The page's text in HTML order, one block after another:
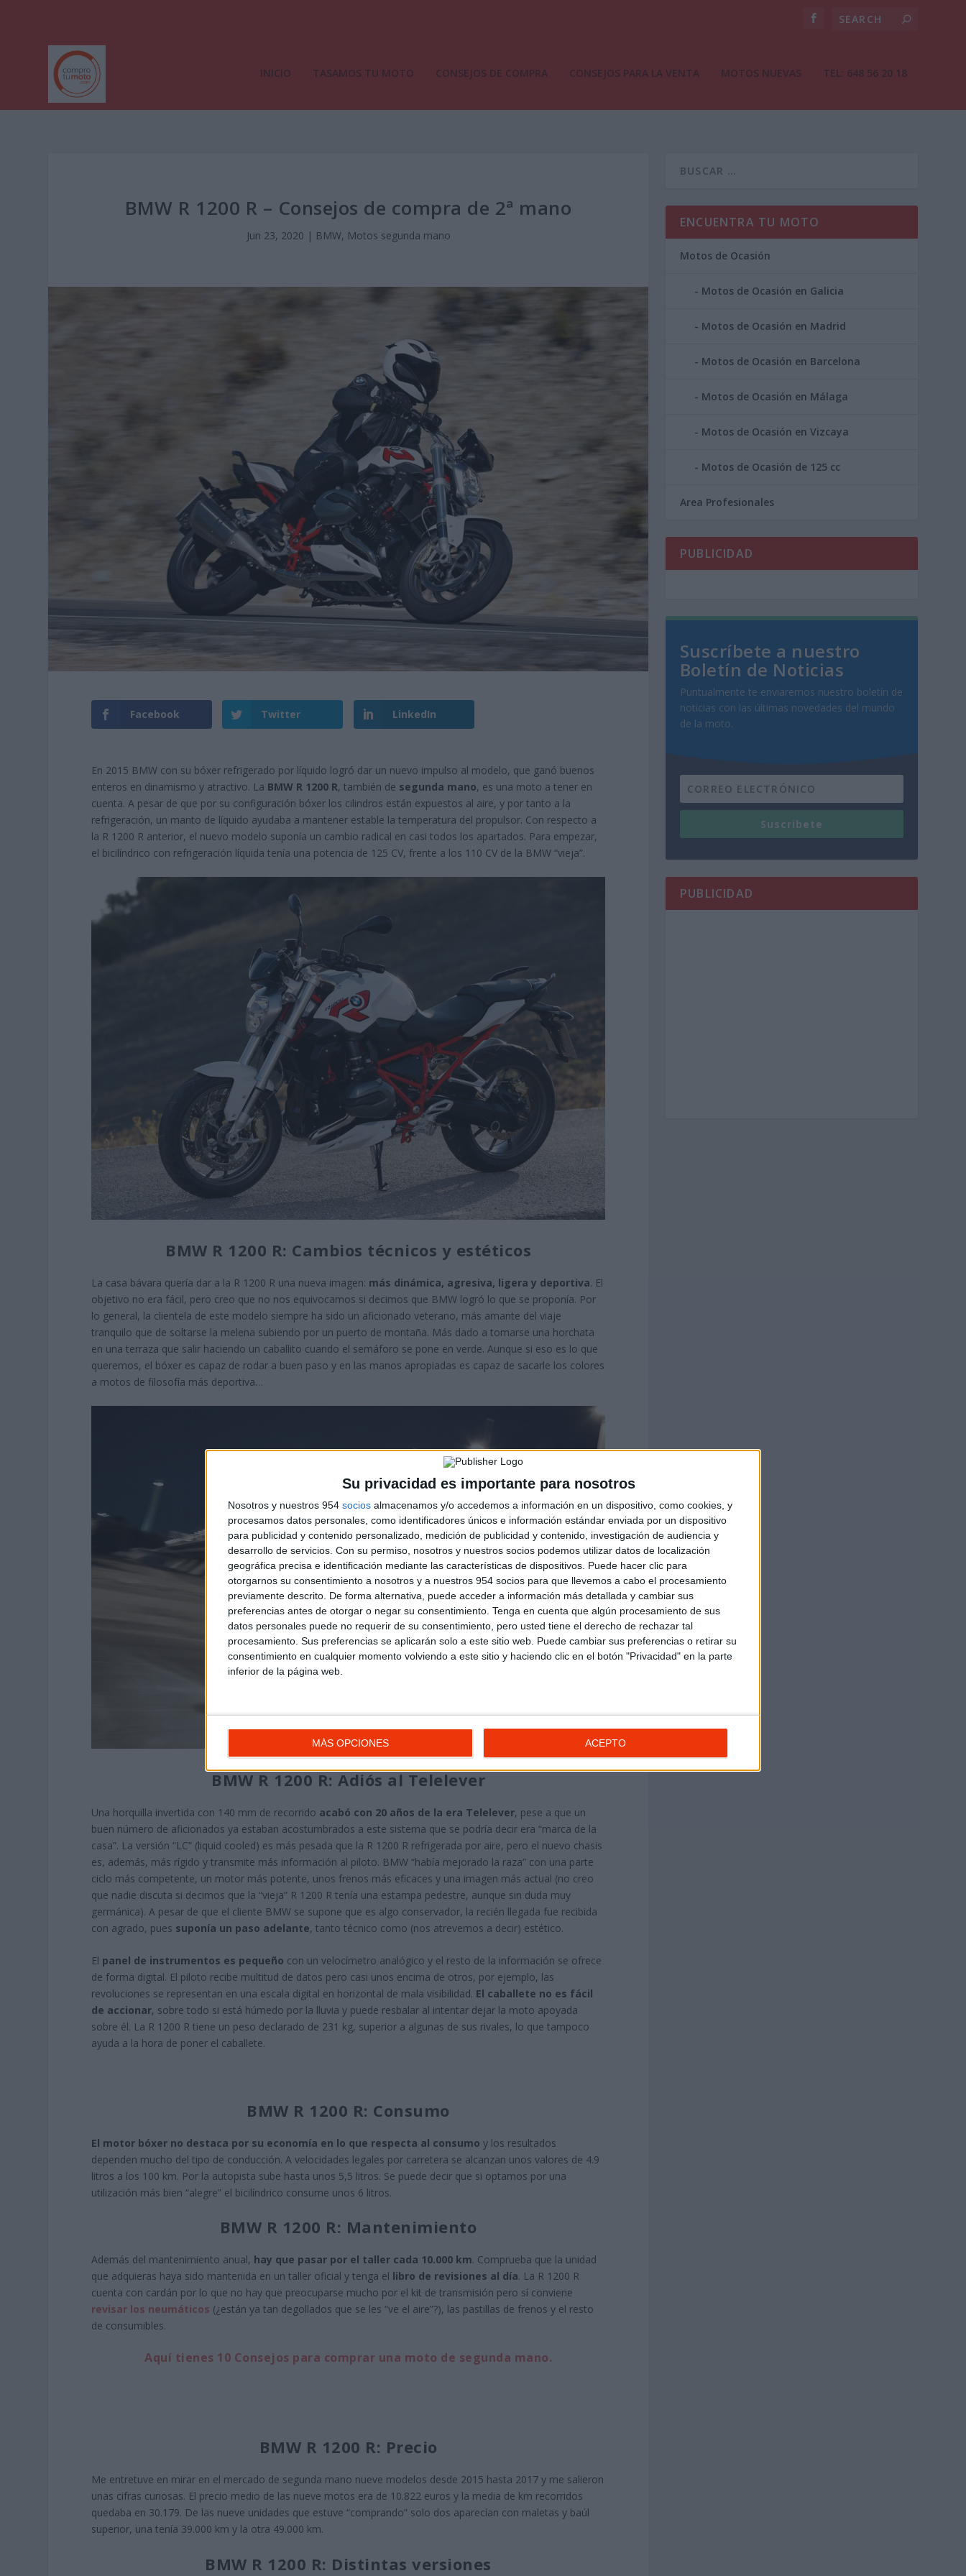
Su privacidad es importante para nosotros
Nosotros y nuestros 954 socios almacenamos y/o accedemos a información en un dispositivo, como cookies, y
procesamos datos personales, como identificadores únicos e información estándar enviada por un dispositivo
para publicidad y contenido personalizado, medición de publicidad y contenido, investigación de audiencia y
desarrollo de servicios. Con su permiso, nosotros y nuestros socios podemos utilizar datos de localización
geográfica precisa e identificación mediante las características de dispositivos. Puede hacer clic para
otorgarnos su consentimiento a nosotros y a nuestros 954 socios para que llevemos a cabo el procesamiento
previamente descrito. De forma alternativa, puede acceder a información más detallada y cambiar sus
preferencias antes de otorgar o negar su consentimiento. Tenga en cuenta que algún procesamiento de sus
datos personales puede no requerir de su consentimiento, pero usted tiene el derecho de rechazar tal
procesamiento. Sus preferencias se aplicarán solo a este sitio web. Puede cambiar sus preferencias o retirar su
consentimiento en cualquier momento volviendo a este sitio y haciendo clic en el botón "Privacidad" en la parte
inferior de la página web.
MÁS OPCIONES ACEPTO
INICIO TASAMOS TU MOTO CONSEJOS DE COMPRA CONSEJOS PARA LA VENTA MOTOS NUEVAS TEL: 648 56 20 18
BMW R 1200 R – Consejos de compra de 2ª mano
Jun 23, 2020 | BMW, Motos segunda mano
Facebook Twitter LinkedIn
En 2015 BMW con su bóxer refrigerado por líquido logró dar un nuevo impulso al modelo, que ganó buenos
enteros en dinamismo y atractivo. La BMW R 1200 R, también de segunda mano, es una moto a tener en
cuenta. A pesar de que por su configuración bóxer los cilindros están expuestos al aire, y por tanto a la
refrigeración, un manto de líquido ayudaba a mantener estable la temperatura del propulsor. Con respecto a
la R 1200 R anterior, el nuevo modelo suponía un cambio radical en casi todos los apartados. Para empezar,
el bicilíndrico con refrigeración líquida tenía una potencia de 125 CV, frente a los 110 CV de la BMW “vieja”.
BMW R 1200 R: Cambios técnicos y estéticos
La casa bávara quería dar a la R 1200 R una nueva imagen: más dinámica, agresiva, ligera y deportiva. El
objetivo no era fácil, pero creo que no nos equivocamos si decimos que BMW logró lo que se proponía. Por
lo general, la clientela de este modelo siempre ha sido un aficionado veterano, más amante del viaje
tranquilo que de soltarse la melena subiendo por un puerto de montaña. Más dado a tomarse una horchata
en una terraza que salir haciendo un caballito cuando el semáforo se pone en verde. Aunque si eso es lo que
queremos, el bóxer es capaz de rodar a buen paso y en las manos apropiadas es capaz de sacarle los colores
a motos de filosofía más deportiva…
BMW R 1200 R: Adiós al Telelever
Una horquilla invertida con 140 mm de recorrido acabó con 20 años de la era Telelever, pese a que un
buen número de aficionados ya estaban acostumbrados a este sistema que se podría decir era “marca de la
casa”. La versión “LC” (liquid cooled) es más pesada que la R 1200 R refrigerada por aire, pero el nuevo chasis
es, además, más rígido y transmite más información al piloto. BMW “había mejorado la raza” con una parte
ciclo más competente, un motor más potente, unos frenos más eficaces y una imagen más actual (no creo
que nadie discuta si decimos que la “vieja” R 1200 R tenía una estampa pedestre, aunque sin duda muy
germánica). A pesar de que el cliente BMW se supone que es algo conservador, la recién llegada fue recibida
con agrado, pues suponía un paso adelante, tanto técnico como (nos atrevemos a decir) estético.
El panel de instrumentos es pequeño con un velocímetro analógico y el resto de la información se ofrece
de forma digital. El piloto recibe multitud de datos pero casi unos encima de otros, por ejemplo, las
revoluciones se representan en una escala digital en horizontal de mala visibilidad. El caballete no es fácil
de accionar, sobre todo si está húmedo por la lluvia y puede resbalar al intentar dejar la moto apoyada
sobre él. La R 1200 R tiene un peso declarado de 231 kg, superior a algunas de sus rivales, lo que tampoco
ayuda a la hora de poner el caballete.
BMW R 1200 R: Consumo
El motor bóxer no destaca por su economía en lo que respecta al consumo y los resultados
dependen mucho del tipo de conducción. A velocidades legales por carretera se alcanzan unos valores de 4.9
litros a los 100 km. Por la autopista sube hasta unos 5,5 litros. Se puede decir que si optamos por una
utilización más bien “alegre” el bicilíndrico consume unos 6 litros.
BMW R 1200 R: Mantenimiento
Además del mantenimiento anual, hay que pasar por el taller cada 10.000 km. Comprueba que la unidad
que adquieras haya sido mantenida en un taller oficial y tenga el libro de revisiones al día. La R 1200 R
cuenta con cardán por lo que no hay que preocuparse mucho por el kit de transmisión pero sí conviene
revisar los neumáticos (¿están ya tan degollados que se les “ve el aire”?), las pastillas de frenos y el resto
de consumibles.
Aquí tienes 10 Consejos para comprar una moto de segunda mano.
BMW R 1200 R: Precio
Me entretuve en mirar en el mercado de segunda mano nueve modelos desde 2015 hasta 2017 y me salieron
unas cifras curiosas. El precio medio de las nueve motos era de 10.822 euros y la media de km recorridos
quedaba en 30.179. De las nueve unidades que estuve “comprando” solo dos aparecían con maletas y baúl
superior, una tenía 39.000 km y la otra 49.000 km.
BMW R 1200 R: Distintas versiones
ENCUENTRA TU MOTO
Motos de Ocasión
Motos de Ocasión en Galicia
Motos de Ocasión en Madrid
Motos de Ocasión en Barcelona
Motos de Ocasión en Málaga
Motos de Ocasión en Vizcaya
Motos de Ocasión de 125 cc
Area Profesionales
PUBLICIDAD
Suscríbete a nuestro
Boletín de Noticias
Puntualmente te enviaremos nuestro boletín de
noticias con las últimas novedades del mundo
de la moto.
Suscribete
PUBLICIDAD